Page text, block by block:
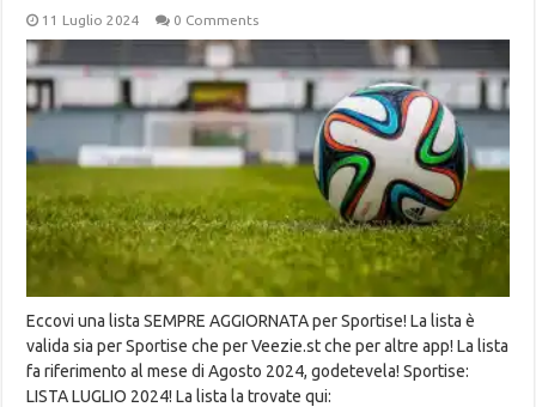
11 Luglio 2024 0 Comments
Eccovi una lista SEMPRE AGGIORNATA per Sportise! La lista è
valida sia per Sportise che per Veezie.st che per altre app! La lista
fa riferimento al mese di Agosto 2024, godetevela! Sportise:
LISTA LUGLIO 2024! La lista la trovate qui: